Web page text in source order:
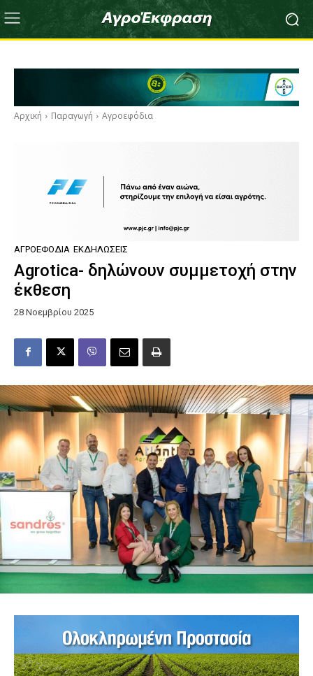
Αρχική Παραγωγή Αγροεφόδια
ΑΓΡΟΕΦΌΔΙΑ ΕΚΔΗΛΏΣΕΙΣ
Agrotica- δηλώνουν συμμετοχή στην
έκθεση
28 Νοεμβρίου 2025